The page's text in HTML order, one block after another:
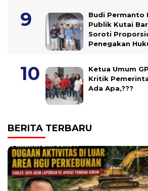
Budi Permanto
Publik Kutai
Soroti
Penegakan
Ketua Umum
Kritik
Ada Apa,???
BERITA TERBARU